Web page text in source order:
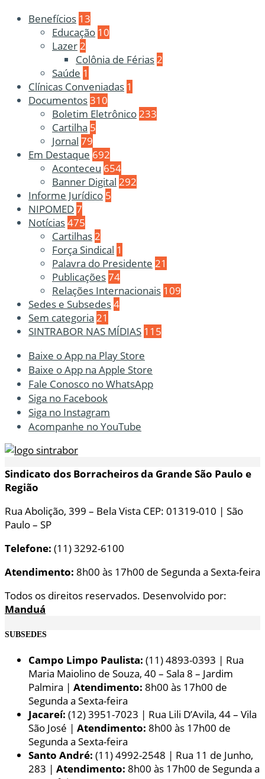
Benefícios 13
Educação 10
Lazer2
Colônia de Férias2
Saúde 1
Clínicas Conveniadas 1
Documentos310
Boletim Eletrônico233
Cartilha 5
Jornal 79
Em Destaque 692
Aconteceu 654
Banner Digital 292
Informe Jurídico 5
NIPOMED7
Notícias475
Cartilhas2
Força Sindical 1
Palavra do Presidente 21
Publicações74
Relações Internacionais 109
Sedes e Subsedes4
Sem categoria 21
SINTRABOR NAS MÍDIAS 115
Baixe o App na Play Store
Baixe o App na Apple Store
Fale Conosco no WhatsApp
Siga no Facebook
Siga no Instagram
Acompanhe no YouTube
Sindicato dos Borracheiros da Grande São Paulo e
Região
Rua Abolição, 399 – Bela Vista CEP: 01319-010 | São
Paulo – SP
Telefone: (11) 3292-6100
Atendimento: 8h00 às 17h00 de Segunda a Sexta-feira
Todos os direitos reservados. Desenvolvido por:
Manduá
SUBSEDES
Campo Limpo Paulista: (11) 4893-0393 | Rua
Maria Maiolino de Souza, 40 – Sala 8 – Jardim
Palmira | Atendimento: 8h00 às 17h00 de
Segunda a Sexta-feira
Jacareí: (12) 3951-7023 | Rua Lili D’Avila, 44 – Vila
São José | Atendimento: 8h00 às 17h00 de
Segunda a Sexta-feira
Santo André: (11) 4992-2548 | Rua 11 de Junho,
283 | Atendimento: 8h00 às 17h00 de Segunda a